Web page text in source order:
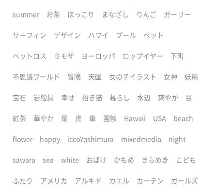
summer お茶 ほっこり まなざし りんご ガーリー
サーフィン デザイン ハワイ プール ペット
ペットロス ミモザ ヨーロッパ ロップイヤー 下町
不思議ワールド 冒険 天国 女の子イラスト 女神 妖精
宝石 岩絵具 幸せ 招き猫 暮らし 水辺 爽やか 目
紅茶 華やか 葉 虎 車 霊獣 Hawaii USA beach
flower happy iccoYoshimura mixedmedia night
sawara sea white おばけ かもめ きらめき こども
ふたり アメリカ アルキド カエル カーテン ガールズ